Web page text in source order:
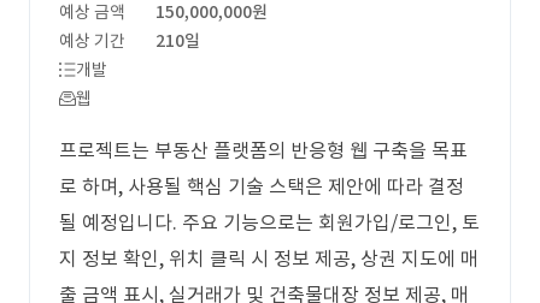
예상 금액
150,000,000원
예상 기간
210일
개발
웹
프로젝트는 부동산 플랫폼의 반응형 웹 구축을 목표
로 하며, 사용될 핵심 기술 스택은 제안에 따라 결정
될 예정입니다. 주요 기능으로는 회원가입/로그인, 토
지 정보 확인, 위치 클릭 시 정보 제공, 상권 지도에 매
출 금액 표시, 실거래가 및 건축물대장 정보 제공, 매